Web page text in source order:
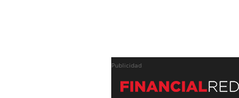
Publicidad